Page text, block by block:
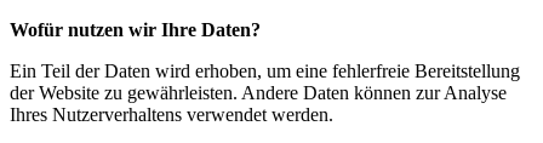
Wofür nutzen wir Ihre Daten?
Ein Teil der Daten wird erhoben, um eine fehlerfreie Bereitstellung
der Website zu gewährleisten. Andere Daten können zur Analyse
Ihres Nutzerverhaltens verwendet werden.